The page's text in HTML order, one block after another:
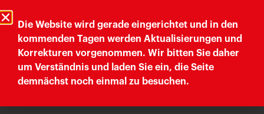
Letteratura Trieste
Die Website wird gerade eingerichtet und in den
kommenden Tagen werden Aktualisierungen und
Korrekturen vorgenommen. Wir bitten Sie daher
um Verständnis und laden Sie ein, die Seite
demnächst noch einmal zu besuchen.